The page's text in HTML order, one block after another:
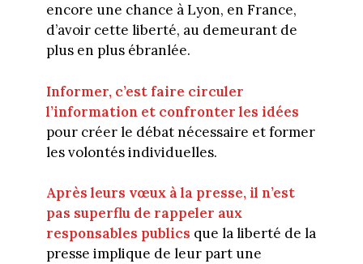
encore une chance à Lyon, en France,
d’avoir cette liberté, au demeurant de
plus en plus ébranlée.
Informer, c’est faire circuler
l’information et confronter les idées
pour créer le débat nécessaire et former
les volontés individuelles.
Après leurs vœux à la presse, il n’est
pas superflu de rappeler aux
responsables publics que la liberté de la
presse implique de leur part une